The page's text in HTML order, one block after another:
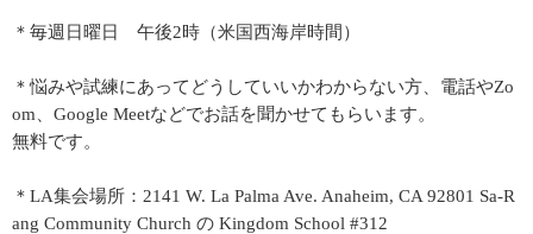
＊毎週日曜日 午後2時（米国西海岸時間）
＊悩みや試練にあってどうしていいかわからない方、電話やZo
om、Google Meetなどでお話を聞かせてもらいます。
無料です。
＊LA集会場所：2141 W. La Palma Ave. Anaheim, CA 92801 Sa-R
ang Community Church の Kingdom School #312